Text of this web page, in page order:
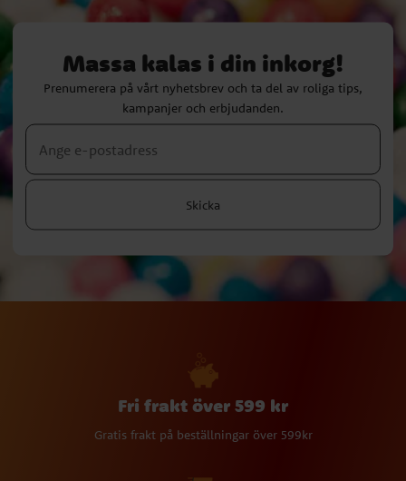
Massa kalas i din inkorg!
Prenumerera på vårt nyhetsbrev och ta del av roliga tips,
kampanjer och erbjudanden.
Skicka
Fri frakt över 599 kr
Gratis frakt på beställningar över 599kr